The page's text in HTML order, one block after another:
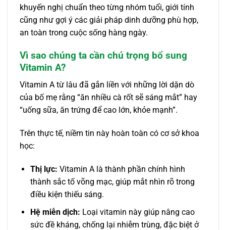
khuyến nghị chuẩn theo từng nhóm tuổi, giới tính
cũng như gợi ý các giải pháp dinh dưỡng phù hợp,
an toàn trong cuộc sống hàng ngày.
Vì sao chúng ta cần chú trọng bổ sung
Vitamin A?
Vitamin A từ lâu đã gắn liền với những lời dặn dò
của bố mẹ rằng “ăn nhiều cà rốt sẽ sáng mắt” hay
“uống sữa, ăn trứng để cao lớn, khỏe mạnh”.
Trên thực tế, niềm tin này hoàn toàn có cơ sở khoa
học:
Thị lực: Vitamin A là thành phần chính hình
thành sắc tố võng mạc, giúp mắt nhìn rõ trong
điều kiện thiếu sáng.
Hệ miễn dịch: Loại vitamin này giúp nâng cao
sức đề kháng, chống lại nhiễm trùng, đặc biệt ở